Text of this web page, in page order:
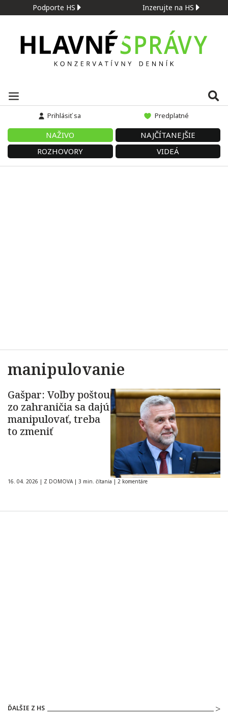
Podporte HS Inzerujte na HS
Prihlásiť sa Predplatné
NAŽIVO
NAJČÍTANEJŠIE
ROZHOVORY
VIDEÁ
manipulovanie
Gašpar: Voľby poštou
zo zahraničia sa dajú
manipulovať, treba
to zmeniť
16. 04. 2026 | Z DOMOVA | 3 min. čítania | 2 komentáre
ĎALŠIE Z HS